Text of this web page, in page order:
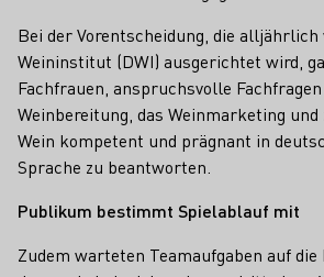
Bei der Vorentscheidung, die alljährlich
Weininstitut (DWI) ausgerichtet wird,
Fachfrauen, anspruchsvolle
Weinbereitung, das Weinmarketing
Wein kompetent und prägnant in
Sprache zu beantworten.
Publikum bestimmt Spielablauf mit
Zudem warteten Teamaufgaben auf